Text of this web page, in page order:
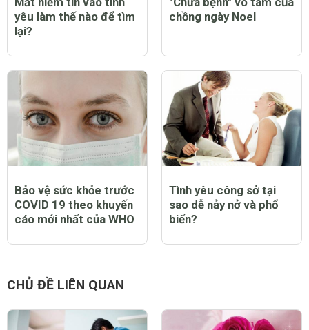
Mất niềm tin vào tình
yêu làm thế nào để tìm
lại?
"Chữa bệnh" vô tâm của
chồng ngày Noel
cáo mới nhất của WHO